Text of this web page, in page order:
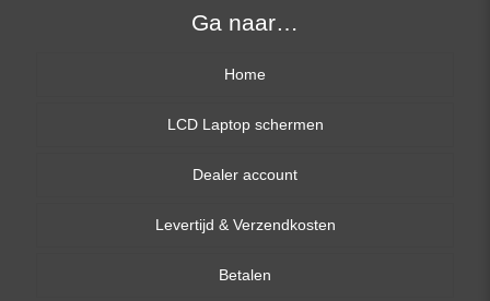
Ga naar…
Home
LCD Laptop schermen
13,3 inch
14,0 inch
15,6 inch
Dealer account
Levertijd & Verzendkosten
Betalen